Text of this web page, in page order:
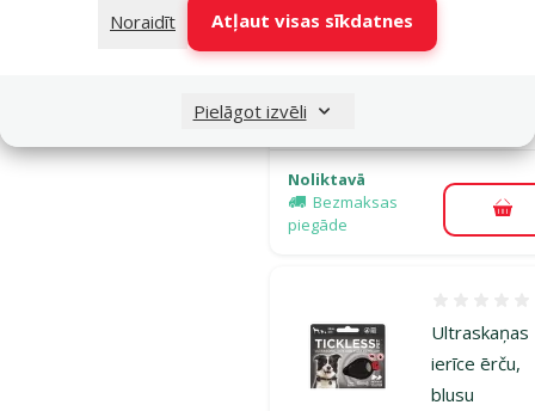
Noraidīt
Atļaut visas sīkdatnes
Pielāgot izvēli
TICKLESS,
Noliktavā
Bezmaksas
piegāde
Ultraskaņas
ierīce ērču,
blusu